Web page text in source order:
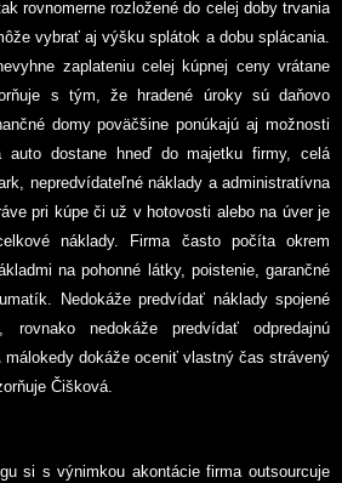
rovnomerne rozložené do celej doby trvania
vybrať aj výšku splátok a dobu splácania.
zaplateniu celej kúpnej ceny vrátane
s tým, že hradené úroky sú daňovo
domy poväčšine ponúkajú aj možnosti
dostane hneď do majetku firmy, celá
nepredvídateľné náklady a administratívna
pri kúpe či už v hotovosti alebo na úver je
náklady. Firma často počíta okrem
na pohonné látky, poistenie, garančné
Nedokáže predvídať náklady spojené
rovnako nedokáže predvídať odpredajnú
dokáže oceniť vlastný čas strávený
Čišková.
si s výnimkou akontácie firma outsourcuje